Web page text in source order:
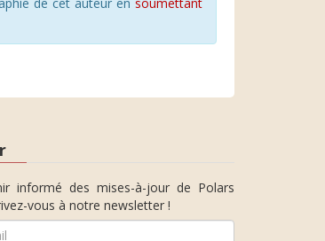
informé des mises-à-jour de Polars
vous à notre newsletter !